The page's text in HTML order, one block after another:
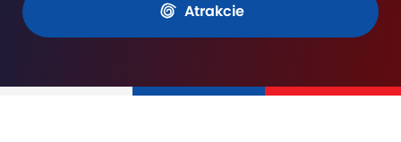
Atrakcie